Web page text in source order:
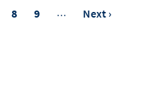
Page
8 Page
9 …
Next
Next ›